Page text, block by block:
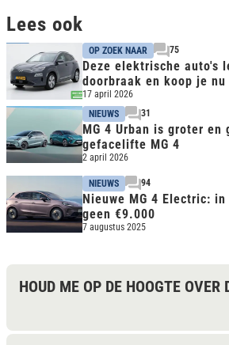
Lees ook
OP ZOEK NAAR 75
Deze elektrische auto's
doorbraak en koop je
€15.000
17 april 2026
NIEUWS
31
MG 4 Urban is groter en
gefacelifte MG 4
2 april 2026
NIEUWS 94
Nieuwe MG 4 Electric:
geen €9.000
7 augustus 2025
HOUD ME OP DE HOOGTE OVER